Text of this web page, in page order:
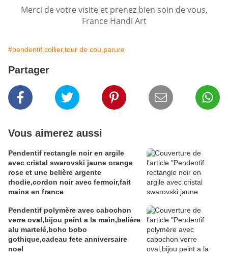
Merci de votre visite et prenez bien soin de vous,
France Handi Art
#pendentif,collier,tour de cou,parure
Partager
Vous aimerez aussi
Pendentif rectangle noir en argile
avec cristal swarovski jaune orange
rose et une belière argente
rhodie,cordon noir avec fermoir,fait
mains en france
Pendentif polymère avec cabochon
verre oval,bijou peint a la main,belière
alu martelé,boho bobo
gothique,cadeau fete anniversaire
noel